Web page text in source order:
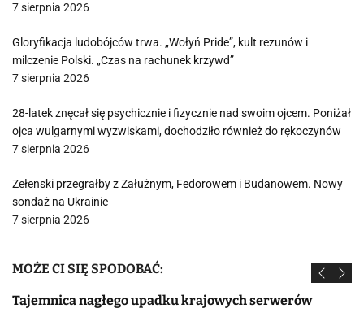
7 sierpnia 2026
Gloryfikacja ludobójców trwa. „Wołyń Pride”, kult rezunów i
milczenie Polski. „Czas na rachunek krzywd”
7 sierpnia 2026
28-latek znęcał się psychicznie i fizycznie nad swoim ojcem. Poniżał
ojca wulgarnymi wyzwiskami, dochodziło również do rękoczynów
7 sierpnia 2026
Zełenski przegrałby z Załużnym, Fedorowem i Budanowem. Nowy
sondaż na Ukrainie
7 sierpnia 2026
MOŻE CI SIĘ SPODOBAĆ:
Tajemnica nagłego upadku krajowych serwerów